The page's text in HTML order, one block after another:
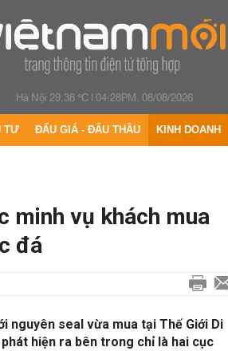
Hà Nội 29.38 °C|04:28PM, 08/08/2026
TƯ ĐẤU GIÁ - ĐẤU THẦU KINH DOANH
minh vụ khách mua
đá
nguyên seal vừa mua tại Thế Giới Di
hiện ra bên trong chỉ là hai cục